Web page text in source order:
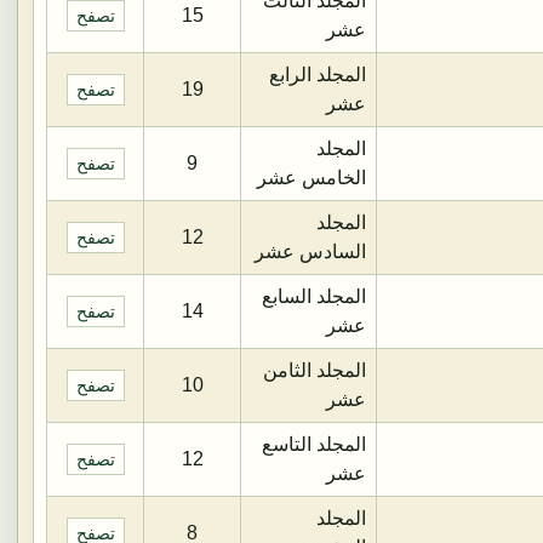
عشر
15 تصفح
المجلد الرابع
عشر
19 تصفح
المجلد
الخامس عشر
9 تصفح
المجلد
السادس عشر
12 تصفح
المجلد السابع
عشر
14 تصفح
المجلد الثامن
عشر
10 تصفح
المجلد التاسع
عشر
12 تصفح
المجلد
8 تصفح